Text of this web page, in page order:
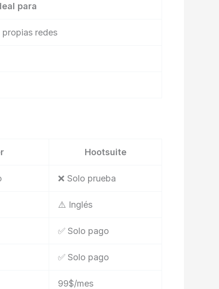
para
redes
Hootsuite
❌ Solo prueba
⚠️ Inglés
✅ Solo pago
✅ Solo pago
99$/mes